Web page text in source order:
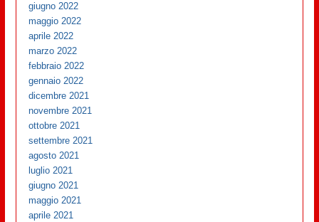
giugno 2022
maggio 2022
aprile 2022
marzo 2022
febbraio 2022
gennaio 2022
dicembre 2021
novembre 2021
ottobre 2021
settembre 2021
agosto 2021
luglio 2021
giugno 2021
maggio 2021
aprile 2021